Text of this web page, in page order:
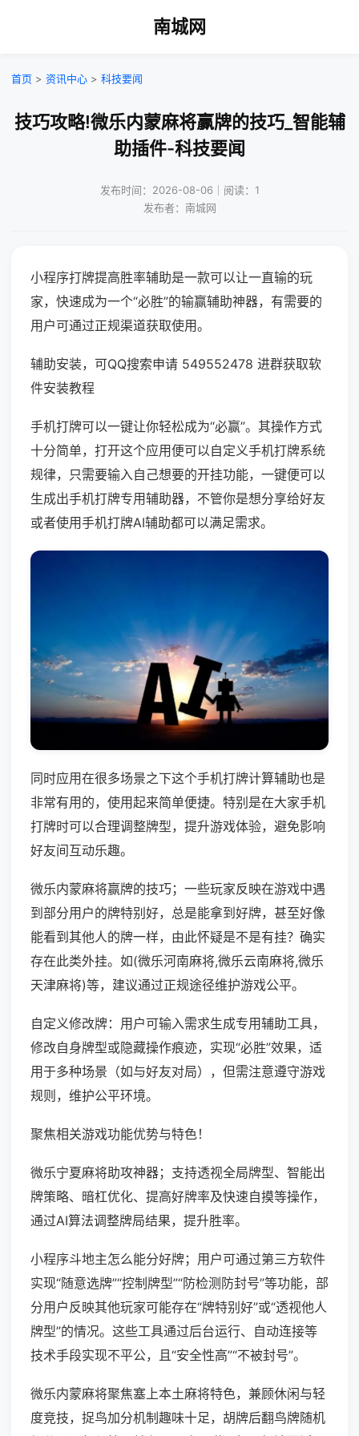
南城网
首页 > 资讯中心 > 科技要闻
技巧攻略!微乐内蒙麻将赢牌的技巧_智能辅
助插件-科技要闻
发布时间：2026-08-06｜阅读：1
发布者：南城网
小程序打牌提高胜率辅助是一款可以让一直输的玩
家，快速成为一个“必胜”的输赢辅助神器，有需要的
用户可通过正规渠道获取使用。
辅助安装，可QQ搜索申请 549552478 进群获取软
件安装教程
手机打牌可以一键让你轻松成为“必赢”。其操作方式
十分简单，打开这个应用便可以自定义手机打牌系统
规律，只需要输入自己想要的开挂功能，一键便可以
生成出手机打牌专用辅助器，不管你是想分享给好友
或者使用手机打牌AI辅助都可以满足需求。
同时应用在很多场景之下这个手机打牌计算辅助也是
非常有用的，使用起来简单便捷。特别是在大家手机
打牌时可以合理调整牌型，提升游戏体验，避免影响
好友间互动乐趣。
微乐内蒙麻将赢牌的技巧；一些玩家反映在游戏中遇
到部分用户的牌特别好，总是能拿到好牌，甚至好像
能看到其他人的牌一样，由此怀疑是不是有挂？确实
存在此类外挂。如(微乐河南麻将,微乐云南麻将,微乐
天津麻将)等，建议通过正规途径维护游戏公平。
自定义修改牌：用户可输入需求生成专用辅助工具，
修改自身牌型或隐藏操作痕迹，实现“必胜”效果，适
用于多种场景（如与好友对局），但需注意遵守游戏
规则，维护公平环境。
聚焦相关游戏功能优势与特色！
微乐宁夏麻将助攻神器；支持透视全局牌型、智能出
牌策略、暗杠优化、提高好牌率及快速自摸等操作，
通过AI算法调整牌局结果，提升胜率。
小程序斗地主怎么能分好牌；用户可通过第三方软件
实现“随意选牌”“控制牌型”“防检测防封号”等功能，部
分用户反映其他玩家可能存在“牌特别好”或“透视他人
牌型”的情况。这些工具通过后台运行、自动连接等
技术手段实现不平公，且“安全性高”“不被封号”。
微乐内蒙麻将聚焦塞上本土麻将特色，兼顾休闲与轻
度竞技，捉鸟加分机制趣味十足，胡牌后翻鸟牌随机